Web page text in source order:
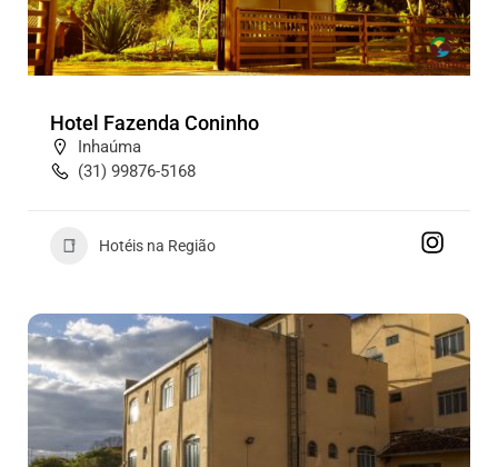
Hotel Fazenda Coninho
Inhaúma
(31) 99876-5168
Hotéis na Região